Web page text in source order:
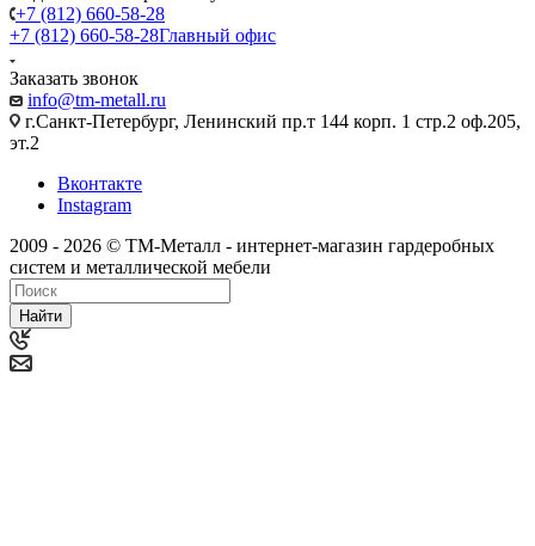
+7 (812) 660-58-28
+7 (812) 660-58-28Главный офис
Заказать звонок
info@tm-metall.ru
г.Санкт-Петербург, Ленинский пр.т 144 корп. 1 стр.2 оф.205,
эт.2
Вконтакте
Instagram
2009 - 2026 © ТМ-Металл - интернет-магазин гардеробных
систем и металлической мебели
Найти